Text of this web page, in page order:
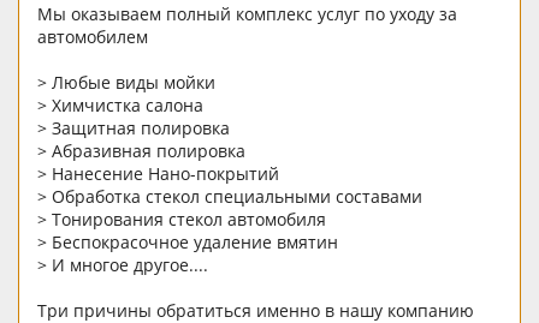
Мы оказываем полный комплекс услуг по уходу за
автомобилем
> Любые виды мойки
> Химчистка салона
> Защитная полировка
> Абразивная полировка
> Нанесение Нано-покрытий
> Обработка стекол специальными составами
> Тонирования стекол автомобиля
> Беспокрасочное удаление вмятин
> И многое другое....
Три причины обратиться именно в нашу компанию